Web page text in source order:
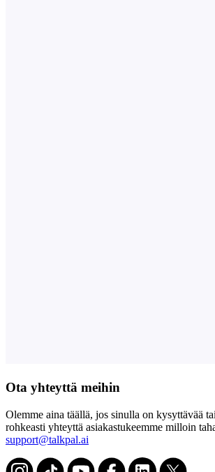
Ota yhteyttä meihin
Olemme aina täällä, jos sinulla on kysyttävää
rohkeasti yhteyttä asiakastukeemme milloin
support@talkpal.ai